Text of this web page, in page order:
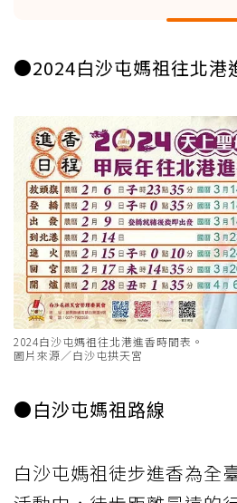
●2024白沙屯媽祖往北港
2024白沙屯媽祖往北港進香時間表。
圖片來源／白沙屯拱天宮
●白沙屯媽祖路線
白沙屯媽祖徒步進香為全